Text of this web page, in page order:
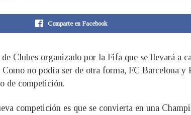
Comparte en Facebook
Clubes organizado por la Fifa que se llevará a
no podía ser de otra forma, FC Barcelona
de competición.
competición es que se convierta en una